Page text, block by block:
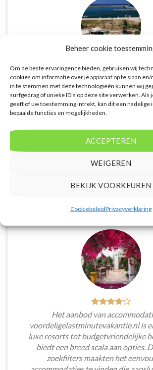
Beheer cookie
Om de beste ervaringen te bieden, gebruiken wij
cookies om informatie over je apparaat op te slaan
in te stemmen met deze technologieën kunnen wij
surfgedrag of unieke ID's op deze site verwerken. Als
geeft of uw toestemming intrekt, kan dit een nadelige
bepaalde functies en mogelijkheden.
ACCEPTEREN
WEIGEREN
BEKIJK VOORKEUREN
CookiebeleidPrivacyverklaring
De website biedt een groot aanbod
deals naar diverse
vakantiebestemmingen. Met
eenvoudig zoeken op reisduur,
continu vergeleken met andere
dus altijd de garantie dat je de beste
Het aanbod van
voordeligelastminutevakantie.nl is
luxe resorts tot budgetvriendelijke
biedt een breed scala aan opties.
zoekfilters maakten het